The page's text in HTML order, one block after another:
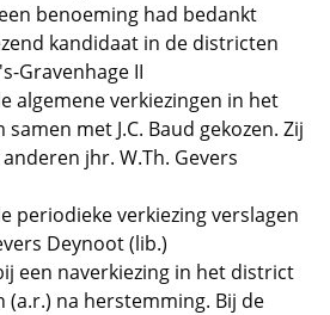
benoeming had bedankt
kandidaat in de districten
Gravenhage II
algemene verkiezingen in het
met J.C. Baud gekozen. Zij
jhr. W.Th. Gevers
periodieke verkiezing verslagen
Deynoot (lib.)
een naverkiezing in het district
(a.r.) na herstemming. Bij de